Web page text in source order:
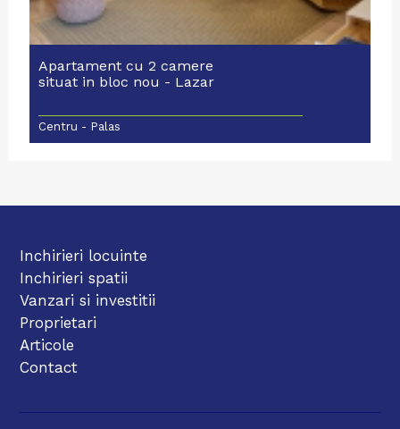
Apartament cu 2 camere
situat in bloc nou - Lazar
Centru - Palas
Inchirieri locuinte
Inchirieri spatii
Vanzari si investitii
Proprietari
Articole
Contact